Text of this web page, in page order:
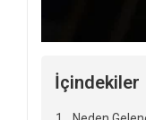
İçindekiler